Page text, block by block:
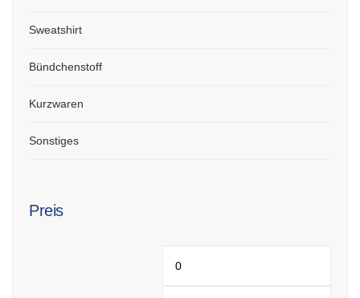
Sweatshirt
Bündchenstoff
Kurzwaren
Sonstiges
Preis